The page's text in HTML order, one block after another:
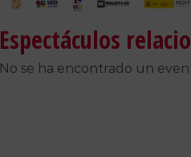
Espectáculos
No se ha encontrado un